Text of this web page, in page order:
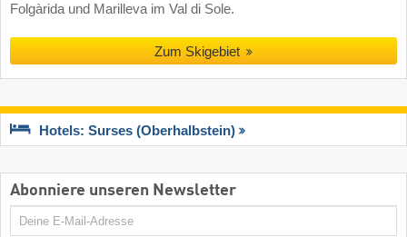
Folgàrida und Marilleva im Val di Sole.
Zum Skigebiet
Hotels: Surses (Oberhalbstein)
Abonniere unseren Newsletter
E-